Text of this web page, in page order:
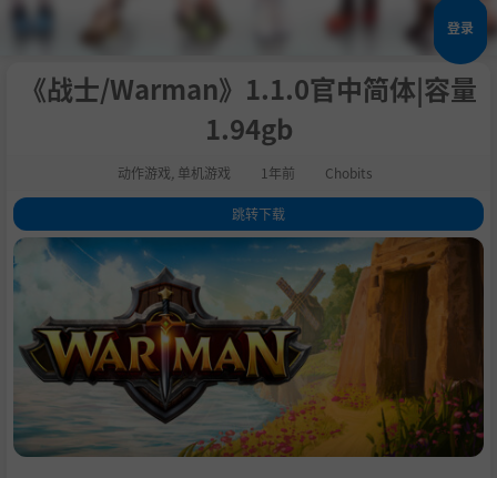
登录
《战士/Warman》1.1.0官中简体|容量
1.94gb
动作游戏 单机游戏 1年前 Chobits
跳转下载
.关于这款游戏
系统需求
4.中文设置
5. 学习